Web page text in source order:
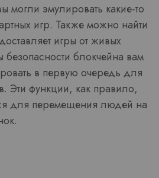
могли эмулировать какие-то
игр. Также можно найти
игры от живых
блокчейна вам
в первую очередь для
Эти функции, как правило,
для перемещения людей на